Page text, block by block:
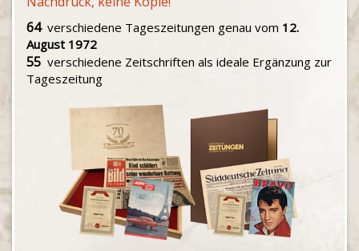
64verschiedene Tageszeitungen genau vom 12.
August 1972
55 verschiedene Zeitschriften als ideale Ergänzung zur
Tageszeitung